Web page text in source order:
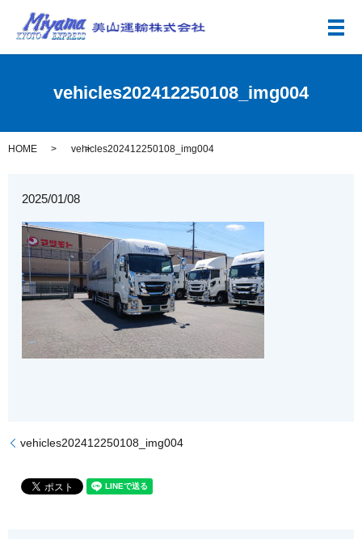
メ
vehicles202412250108_img004
HOME vehicles202412250108_img004
2025/01/08
vehicles202412250108_img004